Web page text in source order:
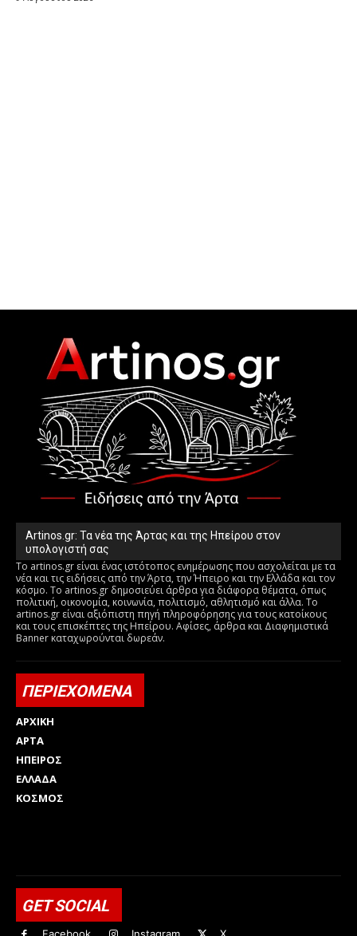
Artinos.gr: Τα νέα της Άρτας και της Ηπείρου στον
υπολογιστή σας
Το artinos.gr είναι ένας ιστότοπος ενημέρωσης που ασχολείται με τα
νέα και τις ειδήσεις από την Άρτα, την Ήπειρο και την Ελλάδα και τον
κόσμο. Το artinos.gr δημοσιεύει άρθρα για διάφορα θέματα, όπως
πολιτική, οικονομία, κοινωνία, πολιτισμό, αθλητισμό και άλλα. Το
artinos.gr είναι αξιόπιστη πηγή πληροφόρησης για τους κατοίκους
και τους επισκέπτες της Ηπείρου. Αφίσες, άρθρα και Διαφημιστικά
Banner καταχωρούνται δωρεάν.
ΠΕΡΙΕΧΟΜΕΝΑ
ΑΡΧΙΚΗ
ΑΡΤΑ
ΗΠΕΙΡΟΣ
ΕΛΛΑΔΑ
ΚΟΣΜΟΣ
GET SOCIAL